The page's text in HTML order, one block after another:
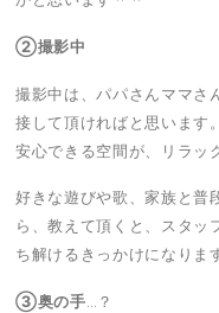
②撮影中
撮影中は、パパさんママさ
接して頂ければと思います
安心できる空間が、リラッ
好きな遊びや歌、家族と普
ら、教えて頂くと、スタッ
ち解けるきっかけになりま
③奥の手 …？